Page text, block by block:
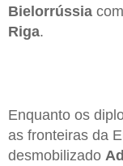
Bielorrússia
Riga.
Enquanto os
as fronteiras da
desmobilizado